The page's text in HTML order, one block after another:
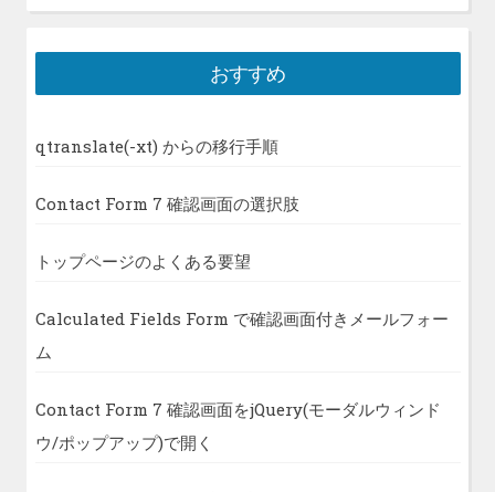
おすすめ
qtranslate(-xt) からの移行手順
Contact Form 7 確認画面の選択肢
トップページのよくある要望
Calculated Fields Form で確認画面付きメールフォー
ム
Contact Form 7 確認画面をjQuery(モーダルウィンド
ウ/ポップアップ)で開く